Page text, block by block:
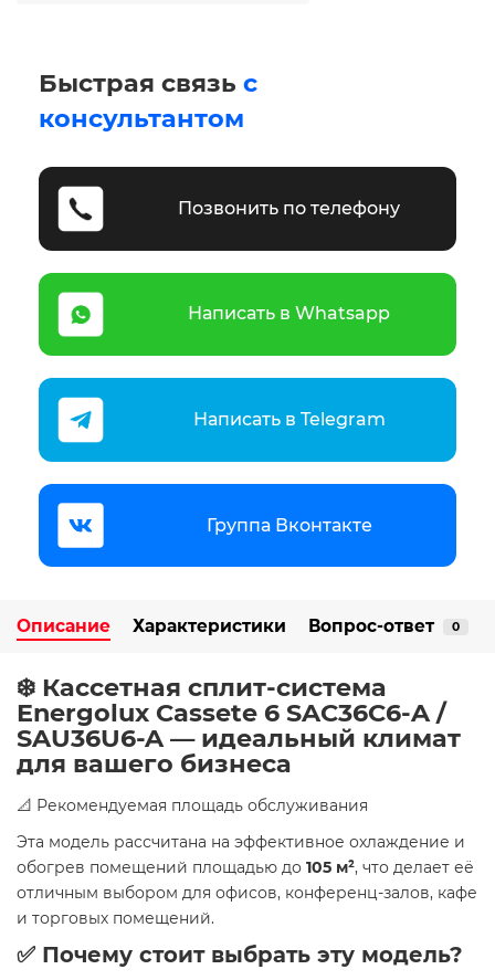
Быстрая связь с
консультантом
Позвонить по телефону
Написать в Whatsapp
Написать в Telegram
Группа Вконтакте
Описание Характеристики Вопрос-ответ 0
❄️ Кассетная сплит-система
Energolux Cassete 6 SAС36С6-A /
SAU36U6-A — идеальный климат
для вашего бизнеса
📐 Рекомендуемая площадь обслуживания
Эта модель рассчитана на эффективное охлаждение и
обогрев помещений площадью до 105 м², что делает её
отличным выбором для офисов, конференц-залов, кафе
и торговых помещений.
✅ Почему стоит выбрать эту модель?